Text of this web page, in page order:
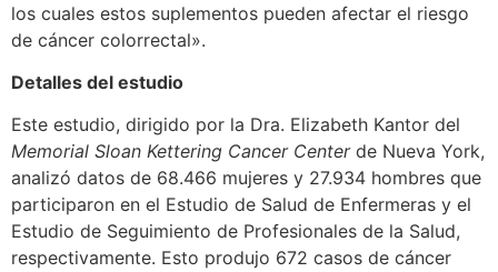
los cuales estos suplementos pueden afectar el riesgo
de cáncer colorrectal».
Detalles del estudio
Este estudio, dirigido por la Dra. Elizabeth Kantor del
Memorial Sloan Kettering Cancer Centerde Nueva York,
analizó datos de 68.466 mujeres y 27.934 hombres que
participaron en el Estudio de Salud de Enfermeras y el
Estudio de Seguimiento de Profesionales de la Salud,
respectivamente. Esto produjo 672 casos de cáncer